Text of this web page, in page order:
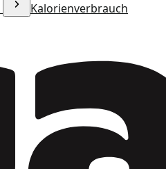
Kalorienverbrauch